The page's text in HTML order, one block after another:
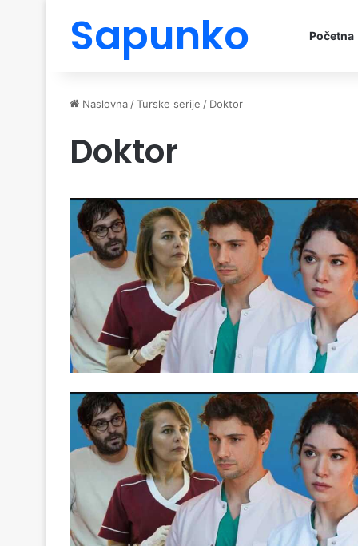
Sapunko Početna
Naslovna /Turske serije / Doktor
Doktor